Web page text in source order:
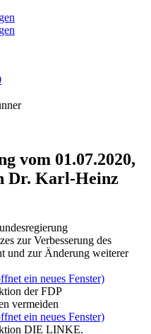
vom 01.07.2020,
Dr. Karl-Heinz
zur Verbesserung des
und zur Änderung weiterer
ein neues Fenster)
der FDP
vermeiden
ein neues Fenster)
DIE LINKE.